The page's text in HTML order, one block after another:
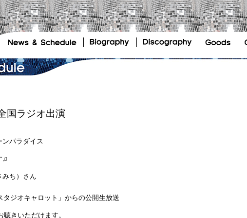
ラジオ出演
パラダイス
♫
みち）さん
ジオキャロット」からの公開生放送
きいただけます。